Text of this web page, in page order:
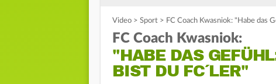
Video > Sport > FC Coach Kwasniok: "Habe das
FC Coach Kwasniok:
"HABE DAS
BIST DU FC´LER"